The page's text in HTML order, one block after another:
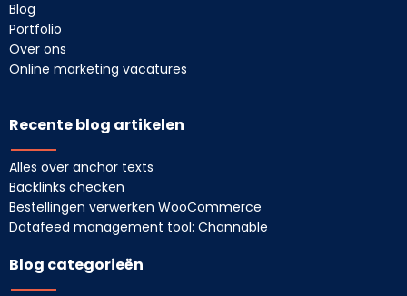
Blog
Portfolio
Over ons
Online marketing vacatures
Recente blog artikelen
Alles over anchor texts
Backlinks checken
Bestellingen verwerken WooCommerce
Datafeed management tool: Channable
Blog categorieën